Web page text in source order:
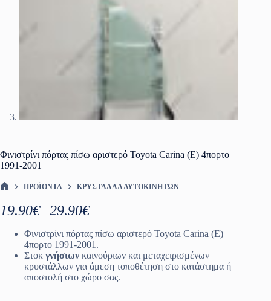
Φινιστρίνι πόρτας πίσω αριστερό Toyota Carina (E) 4πορτο
1991-2001
ΠΡΟΪΌΝΤΑ ΚΡΎΣΤΑΛΛΑ ΑΥΤΟΚΙΝΉΤΩΝ
19.90€ – 29.90€Price
19.90€
through
29.90€
Φινιστρίνι πόρτας πίσω αριστερό Toyota Carina (E)
4πορτο 1991-2001.
Στοκ γνήσιων καινούριων και μεταχειρισμένων
κρυστάλλων για άμεση τοποθέτηση στο κατάστημα ή
αποστολή στο χώρο σας.